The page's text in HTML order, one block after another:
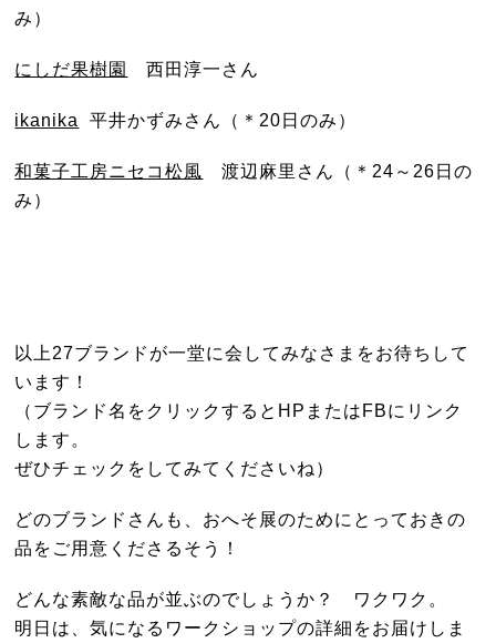
み）
にしだ果樹園 西田淳一さん
ikanika 平井かずみさん（＊20日のみ）
和菓子工房ニセコ松風 渡辺麻里さん（＊24～26日の
み）
以上27ブランドが一堂に会してみなさまをお待ちして
います！
（ブランド名をクリックするとHPまたはFBにリンク
します。
ぜひチェックをしてみてくださいね）
どのブランドさんも、おへそ展のためにとっておきの
品をご用意くださるそう！
どんな素敵な品が並ぶのでしょうか？ ワクワク。
明日は、気になるワークショップの詳細をお届けしま